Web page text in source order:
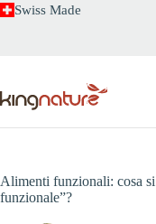
SaltaSwiss Made
Alimenti funzionali: cosa
funzionale”?